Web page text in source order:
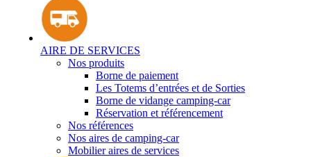
AIRE DE SERVICES
Nos produits
Borne de paiement
Les Totems d’entrées et de Sorties
Borne de vidange camping-car
Réservation et référencement
Nos références
Nos aires de camping-car
Mobilier aires de services